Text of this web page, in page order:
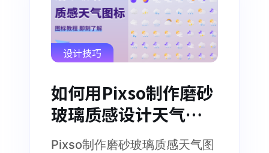
设计技巧
如何用Pixso制作磨砂
玻璃质感设计天气图
标
Pixso制作磨砂玻璃质感天气图